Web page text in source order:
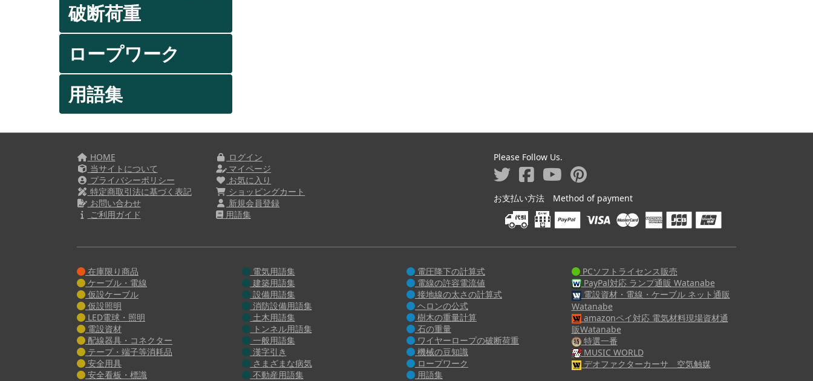
破断荷重
ロープワーク
用語集
HOME
当サイトについて
プライバシーポリシー
特定商取引法に基づく表記
お問い合わせ
ご利用ガイド
ログイン
マイページ
お気に入り
ショッピングカート
新規会員登録
用語集
Please Follow Us.
お支払い方法 Method of payment
在庫限り商品
ケーブル・電線
仮設ケーブル
仮設照明
LED電球・照明
電設資材
配線器具・コネクター
テープ・端子等消耗品
安全用具
安全看板・標識
電気用語集
建築用語集
設備用語集
消防設備用語集
土木用語集
トンネル用語集
一般用語集
漢字引き
さまざまな病気
不動産用語集
電圧降下の計算式
電線の許容電流値
接地線の太さの計算式
ヘロンの公式
樹木の重量計算
石の重量
ワイヤーロープの破断荷重
機械の豆知識
ロープワーク
用語集
PCソフトライセンス販売
PayPal対応 ランプ通販 Watanabe
電設資材・電線・ケーブル ネット通販
Watanabe
amazonペイ対応 電気材料現場資材通
販Watanabe
特選一番
MUSIC WORLD
デオファクターカーサ 空気触媒